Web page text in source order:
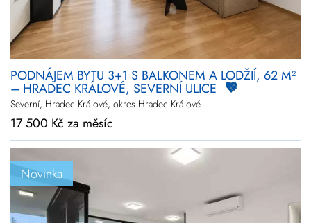
PODNÁJEM BYTU 3+1 S BALKONEM A LODŽIÍ, 62 M²
– HRADEC KRÁLOVÉ, SEVERNÍ ULICE
Severní, Hradec Králové, okres Hradec Králové
17 500 Kč za měsíc
Novinka